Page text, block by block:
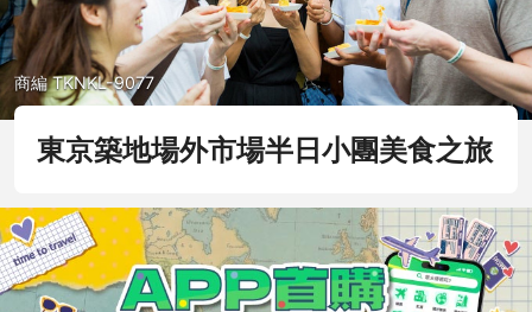
商編 TKNKL-9077
東京築地場外市場半日小團美食之旅